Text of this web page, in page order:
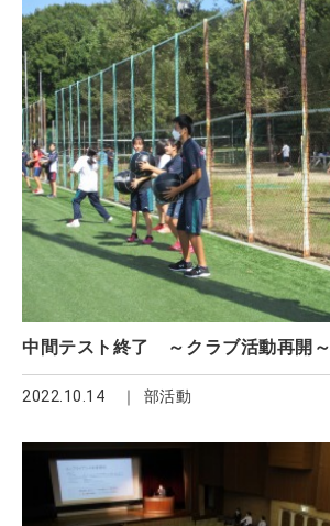
中間テスト終了 ～クラブ活動再開～
2022.10.14 部活動